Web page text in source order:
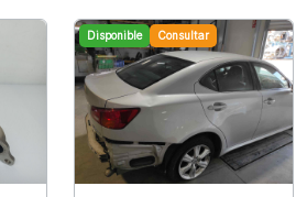
Disponible Consultar